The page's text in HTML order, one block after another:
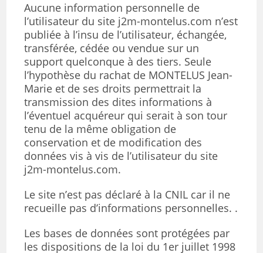
Aucune information personnelle de
l’utilisateur du site j2m-montelus.com n’est
publiée à l’insu de l’utilisateur, échangée,
transférée, cédée ou vendue sur un
support quelconque à des tiers. Seule
l’hypothèse du rachat de MONTELUS Jean-
Marie et de ses droits permettrait la
transmission des dites informations à
l’éventuel acquéreur qui serait à son tour
tenu de la même obligation de
conservation et de modification des
données vis à vis de l’utilisateur du site
j2m-montelus.com.
Le site n’est pas déclaré à la CNIL car il ne
recueille pas d’informations personnelles. .
Les bases de données sont protégées par
les dispositions de la loi du 1er juillet 1998